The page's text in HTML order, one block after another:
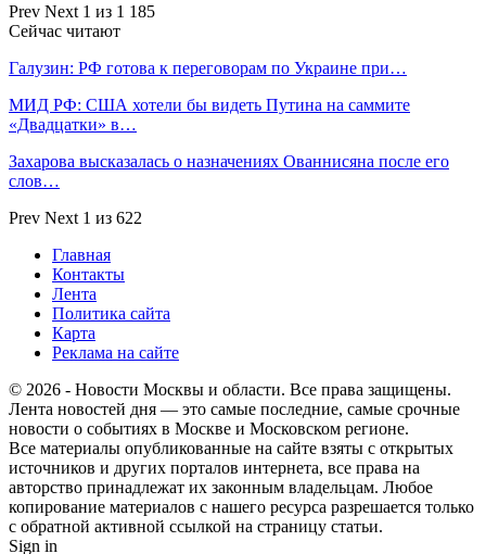
Prev Next 1 из 1 185
Сейчас читают
Галузин: РФ готова к переговорам по Украине при…
МИД РФ: США хотели бы видеть Путина на саммите
«Двадцатки» в…
Захарова высказалась о назначениях Ованнисяна после его
слов…
Prev Next 1 из 622
Главная
Контакты
Лента
Политика сайта
Карта
Реклама на сайте
© 2026 - Новости Москвы и области. Все права защищены.
Лента новостей дня — это самые последние, самые срочные
новости о событиях в Москве и Московском регионе.
Все материалы опубликованные на сайте взяты с открытых
источников и других порталов интернета, все права на
авторство принадлежат их законным владельцам. Любое
копирование материалов с нашего ресурса разрешается только
с обратной активной ссылкой на страницу статьи.
Sign in